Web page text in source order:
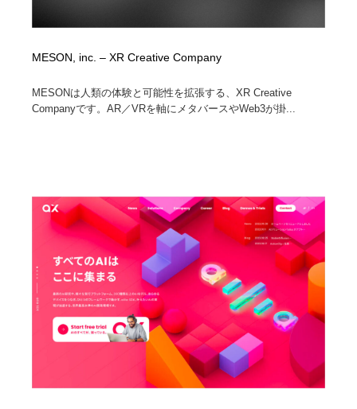
MESON, inc. – XR Creative Company
MESONは人類の体験と可能性を拡張する、XR Creative
Companyです。AR／VRを軸にメタバースやWeb3が掛...